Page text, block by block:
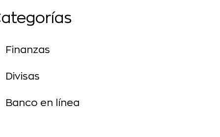
Finanzas
Divisas
Banco en línea